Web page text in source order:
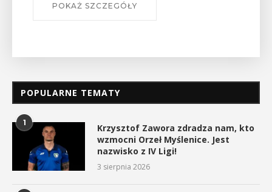
POKAŻ SZCZEGÓŁY
POPULARNE TEMATY
1
Krzysztof Zawora zdradza nam, kto
wzmocni Orzeł Myślenice. Jest
nazwisko z IV Ligi!
3 sierpnia 2026